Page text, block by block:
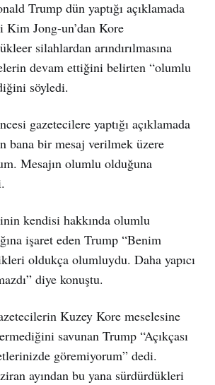
Trump dün yaptığı açıklamada
Jong-un’dan Kore
silahlardan arındırılmasına
devam ettiğini belirten “olumlu
söyledi.
gazetecilere yaptığı açıklamada
bana bir mesaj verilmek üzere
Mesajın olumlu olduğuna
kendisi hakkında olumlu
işaret eden Trump “Benim
oldukça olumluydu. Daha yapıcı
diye konuştu.
Kuzey Kore meselesine
savunan Trump “Açıkçası
göremiyorum” dedi.
ayından bu yana sürdürdükleri